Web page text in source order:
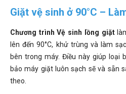
Giặt vệ sinh ở 90°C –
Chương trình Vệ sinh lồng giặt
lên đến 90°C, khử trùng và làm
bên trong máy. Điều này giúp loại
bảo máy giặt luôn sạch sẽ và sẵn
theo.